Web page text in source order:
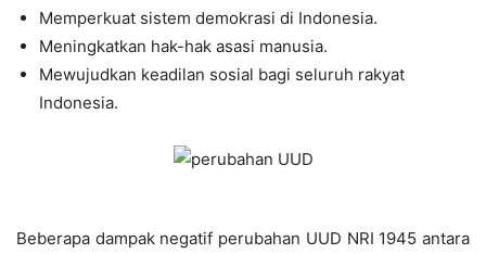
Memperkuat sistem demokrasi di Indonesia.
Meningkatkan hak-hak asasi manusia.
Mewujudkan keadilan sosial bagi seluruh rakyat
Indonesia.
Beberapa dampak negatif perubahan UUD NRI 1945 antara